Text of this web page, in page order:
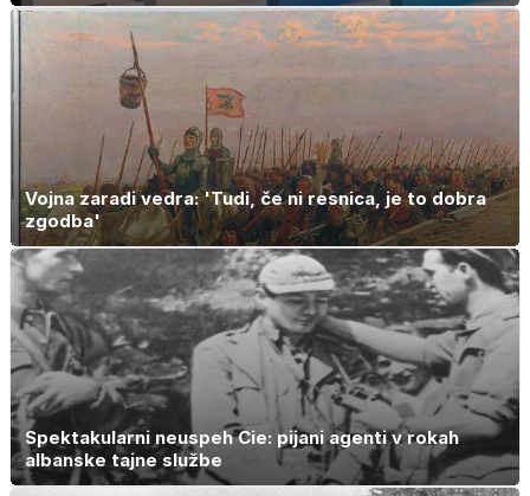
Vojna zaradi vedra: 'Tudi, če ni resnica, je to dobra
zgodba'
Spektakularni neuspeh Cie: pijani agenti v rokah
albanske tajne službe